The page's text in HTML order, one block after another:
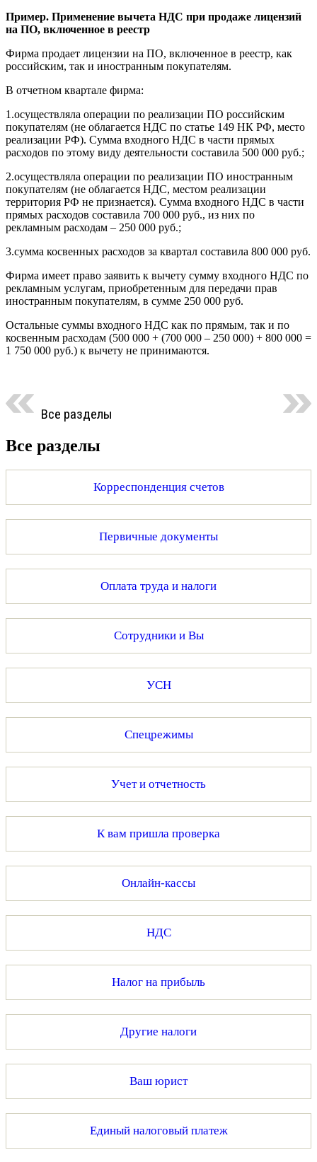
Пример. Применение вычета НДС при продаже лицензий
на ПО, включенное в реестр
Фирма продает лицензии на ПО, включенное в реестр, как
российским, так и иностранным покупателям.
В отчетном квартале фирма:
1.осуществляла операции по реализации ПО российским
покупателям (не облагается НДС по статье 149 НК РФ, место
реализации РФ). Сумма входного НДС в части прямых
расходов по этому виду деятельности составила 500 000 руб.;
2.осуществляла операции по реализации ПО иностранным
покупателям (не облагается НДС, местом реализации
территория РФ не признается). Сумма входного НДС в части
прямых расходов составила 700 000 руб., из них по
рекламным расходам – 250 000 руб.;
3.сумма косвенных расходов за квартал составила 800 000 руб.
Фирма имеет право заявить к вычету сумму входного НДС по
рекламным услугам, приобретенным для передачи прав
иностранным покупателям, в сумме 250 000 руб.
Остальные суммы входного НДС как по прямым, так и по
косвенным расходам (500 000 + (700 000 – 250 000) + 800 000 =
1 750 000 руб.) к вычету не принимаются.
Все разделы
Все разделы
Корреспонденция счетов
Первичные документы
Оплата труда и налоги
Сотрудники и Вы
УСН
Спецрежимы
Учет и отчетность
К вам пришла проверка
Онлайн-кассы
НДС
Налог на прибыль
Другие налоги
Ваш юрист
Единый налоговый платеж